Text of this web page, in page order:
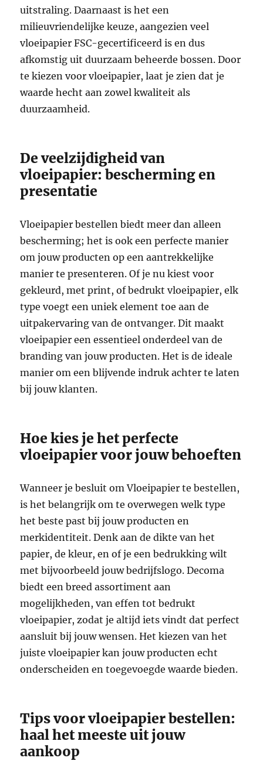
uitstraling. Daarnaast is het een
milieuvriendelijke keuze, aangezien veel
vloeipapier FSC-gecertificeerd is en dus
afkomstig uit duurzaam beheerde bossen. Door
te kiezen voor vloeipapier, laat je zien dat je
waarde hecht aan zowel kwaliteit als
duurzaamheid.
De veelzijdigheid van
vloeipapier: bescherming en
presentatie
Vloeipapier bestellen biedt meer dan alleen
bescherming; het is ook een perfecte manier
om jouw producten op een aantrekkelijke
manier te presenteren. Of je nu kiest voor
gekleurd, met print, of bedrukt vloeipapier, elk
type voegt een uniek element toe aan de
uitpakervaring van de ontvanger. Dit maakt
vloeipapier een essentieel onderdeel van de
branding van jouw producten. Het is de ideale
manier om een blijvende indruk achter te laten
bij jouw klanten.
Hoe kies je het perfecte
vloeipapier voor jouw behoeften
Wanneer je besluit om Vloeipapier te bestellen,
is het belangrijk om te overwegen welk type
het beste past bij jouw producten en
merkidentiteit. Denk aan de dikte van het
papier, de kleur, en of je een bedrukking wilt
met bijvoorbeeld jouw bedrijfslogo. Decoma
biedt een breed assortiment aan
mogelijkheden, van effen tot bedrukt
vloeipapier, zodat je altijd iets vindt dat perfect
aansluit bij jouw wensen. Het kiezen van het
juiste vloeipapier kan jouw producten echt
onderscheiden en toegevoegde waarde bieden.
Tips voor vloeipapier bestellen:
haal het meeste uit jouw
aankoop